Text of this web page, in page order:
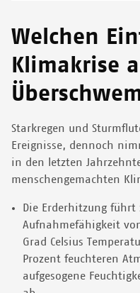
Welchen
Klimakrise
Starkregen und
Ereignisse, dennoch
in den letzten
menschengemachten
Die Erderhitzung
Aufnahmefähigkeit
Grad Celsius
Prozent feuchteren
aufgesogene